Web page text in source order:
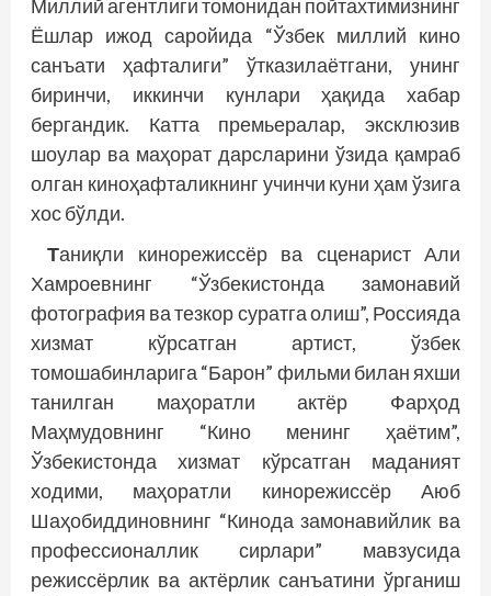
Миллий агентлиги томонидан пойтахтимизнинг
Ёшлар ижод саройида “Ўзбек миллий кино
санъа­ти ҳафталиги” ўтказилаётгани, унинг
биринчи, иккинчи кунлари ҳақида хабар
бергандик. Катта премьералар, эксклюзив
шоулар ва маҳорат дарсларини ўзида қамраб
олган киноҳафталикнинг учинчи куни ҳам ўзига
хос бўлди.
Таниқли кинорежиссёр ва сценарист Али
Хамроевнинг “Ўзбекистонда замонавий
фотография ва тезкор суратга олиш”, Россия­да
хизмат кўрсатган артист, ўзбек
томошабинларига “Барон” фильми билан яхши
танилган маҳоратли актёр Фарҳод
Маҳмудовнинг “Кино менинг ҳаётим”,
Ўзбекистонда хизмат кўрсатган маданият
ходими, маҳоратли кинорежиссёр Аюб
Шаҳобиддиновнинг “Кинода замонавийлик ва
профессионаллик сирлари” мавзусида
режиссёрлик ва актёрлик санъатини ўрганиш